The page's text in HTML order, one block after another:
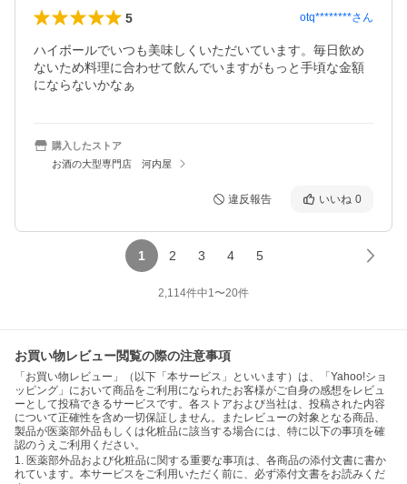
5 otq********さん
ハイボールでいつも美味しくいただいています。毎日飲め
ないため料理に合わせて飲んでいますがもっと手頃な金額
にならないかなぁ
購入したストア
お酒の大型専門店 河内屋
違反報告 いいね 0
1 2 3 4 5
2,114件中1〜20件
お買い物レビュー閲覧の際の注意事項
「お買い物レビュー」（以下「本サービス」といいます）は、「Yahoo!ショ
ッピング」において商品をご利用になられたお客様がご自身の感想をレビュ
ーとして投稿できるサービスです。各ストアおよび当社は、投稿された内容
について正確性を含め一切保証しません。またレビューの対象となる商品、
製品が医薬部外品もしくは化粧品に該当する場合には、特に以下の事項を確
認のうえご利用ください。
1. 医薬部外品および化粧品に関する重要な事項は、各商品の添付文書に書か
れています。本サービスをご利用いただく前に、必ず添付文書をお読みくだ